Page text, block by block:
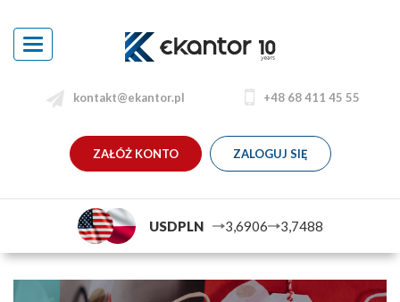
Toggle
navigation
kontakt@ekantor.pl +48 68 411 45 55
ZAŁÓŻ KONTO ZALOGUJ SIĘ
USDPLN 3,6906 3,7488